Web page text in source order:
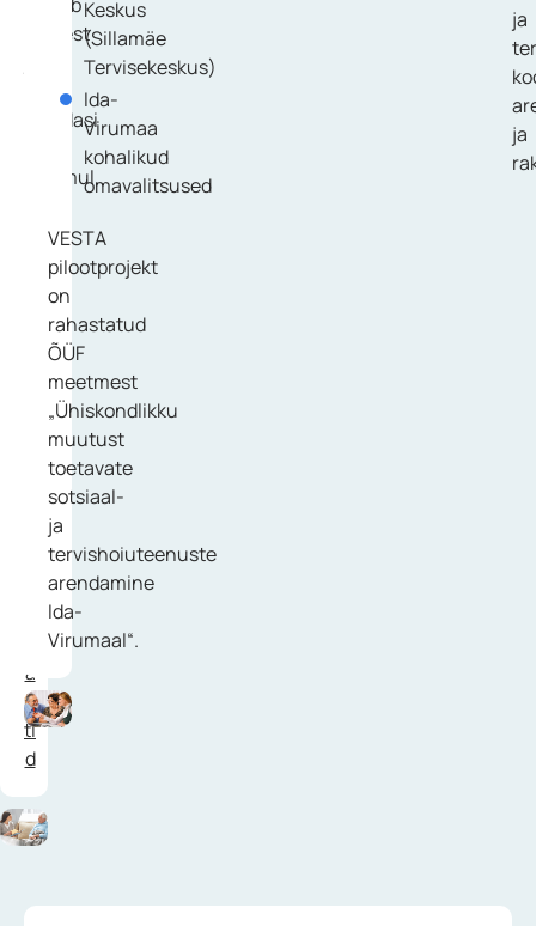
inimest
tema
lähedasi
sammul.
a
k
ti
d
Keskus
(Sillamäe
Tervisekeskus)
Ida-
Virumaa
kohalikud
omavalitsused
VESTA
pilootprojekt
on
rahastatud
ÕÜF
meetmest
„Ühiskondlikku
muutust
toetavate
sotsiaal-
ja
tervishoiuteenuste
arendamine
Ida-
Virumaal“.
ja
ja